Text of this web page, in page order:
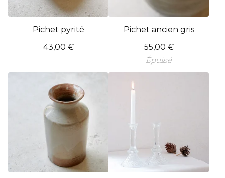
Pichet pyrité
43,00 €
Pichet ancien gris
55,00 €
Épuisé